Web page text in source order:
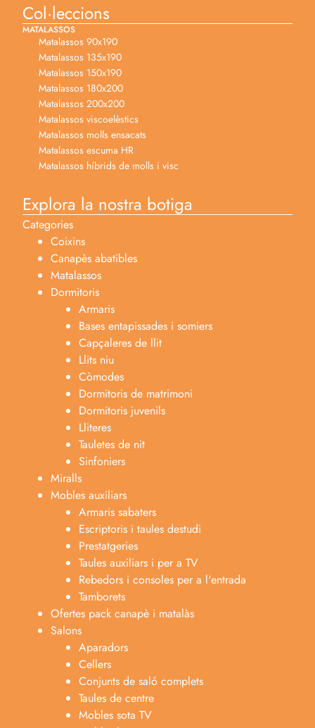
Col·leccions
MATALASSOS
Matalassos 90x190
Matalassos 135x190
Matalassos 150x190
Matalassos 180x200
Matalassos 200x200
Matalassos viscoelèstics
Matalassos molls ensacats
Matalassos escuma HR
Matalassos híbrids de molls i visc
Explora la nostra botiga
Categories
Coixins
Canapès abatibles
Matalassos
Dormitoris
Armaris
Bases entapissades i somiers
Capçaleres de llit
Llits niu
Còmodes
Dormitoris de matrimoni
Dormitoris juvenils
Lliteres
Tauletes de nit
Sinfoniers
Miralls
Mobles auxiliars
Armaris sabaters
Escriptoris i taules destudi
Prestatgeries
Taules auxiliars i per a TV
Rebedors i consoles per a l'entrada
Tamborets
Ofertes pack canapè i matalàs
Salons
Aparadors
Cellers
Conjunts de saló complets
Taules de centre
Mobles sota TV